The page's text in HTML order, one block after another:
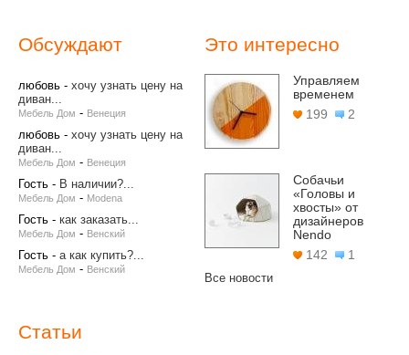
Обсуждают
любовь - хочу узнать цену на
диван...
Мебель Дом - Венеция
любовь - хочу узнать цену на
диван...
Мебель Дом - Венеция
Гость - В наличии?...
Мебель Дом - Modena
Гость - как заказать...
Мебель Дом - Венский
Гость - а как купить?...
Мебель Дом - Венский
Это интересно
Управляем
временем
199
2
Собачьи
«Головы и
хвосты» от
дизайнеров
Nendo
142
1
Все новости
Статьи